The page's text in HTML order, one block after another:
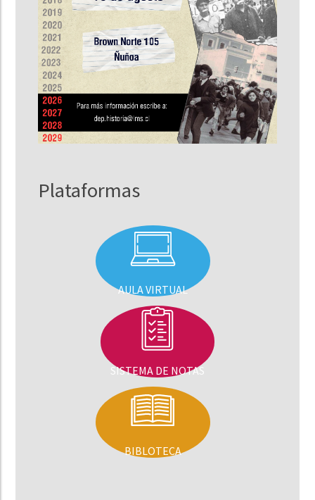
Plataformas
AULA VIRTUAL
SISTEMA DE NOTAS
BIBLOTECA